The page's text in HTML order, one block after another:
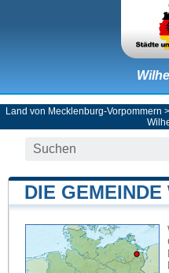
Land von Mecklenburg-Vorpommern >
DIE